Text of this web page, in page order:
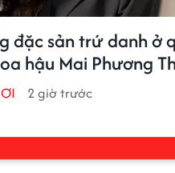
đặc sản trứ danh ở
hậu Mai Phương
2 giờ trước